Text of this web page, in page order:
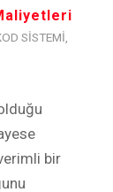
SISTEMI,
bir